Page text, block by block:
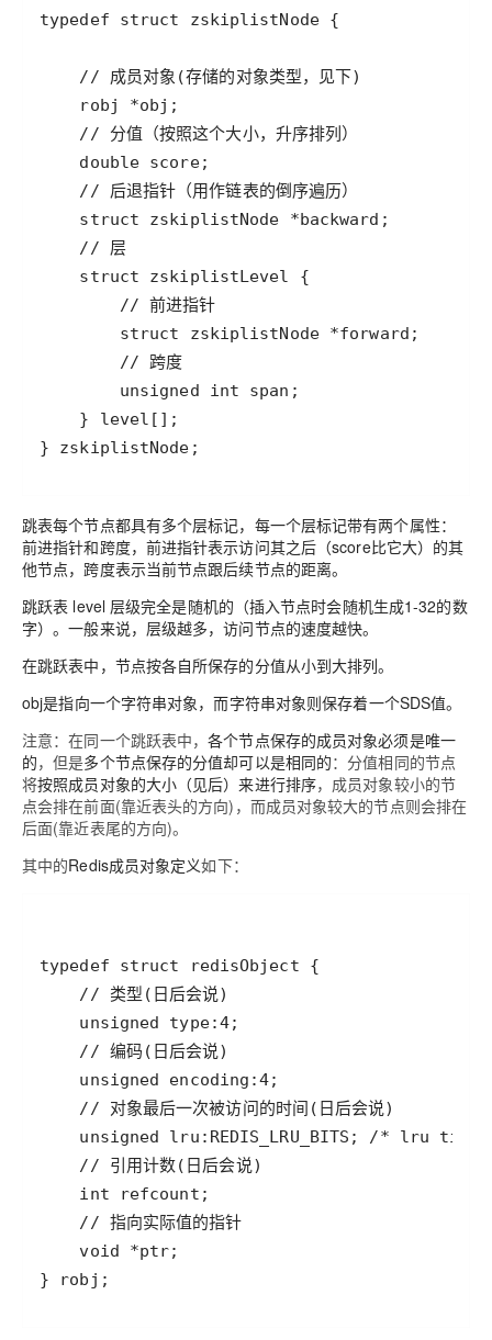
    // 层
跳表每个节点都具有多个层标记，每一个层标记带有两个属性：
前进指针和跨度，前进指针表示访问其之后（score比它大）的其
他节点，跨度表示当前节点跟后续节点的距离。
跳跃表 level 层级完全是随机的（插入节点时会随机生成1-32的数
字）。一般来说， 层级越多，访问节点的速度越快。
在跳跃表中， 节点按各自所保存的分值从小到大排列。
obj是指向一个字符串对象，而字符串对象则保存着一个SDS值。
注意：在同一个跳跃表中，各个节点保存的成员对象必须是唯一
的，但是多个节点保存的分值却可以是相同的：分值相同的节点
将按照成员对象的大小（见后）来进行排序，成员对象较小的节
点会排在前面(靠近表头的方向)，而成员对象较大的节点则会排在
后面(靠近表尾的方向)。
其中的Redis成员对象定义如下：